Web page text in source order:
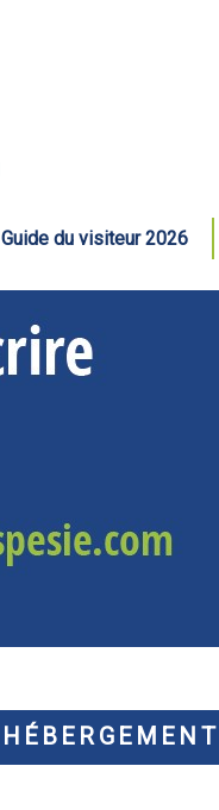
Guide du visiteur 2026